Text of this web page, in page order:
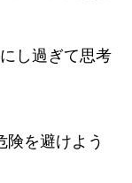
し過ぎて思考
険を避けよう